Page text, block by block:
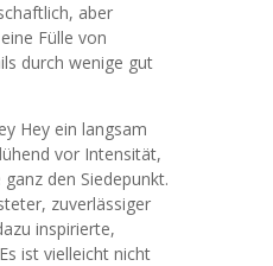
aber
Fülle von
durch wenige gut
Hey ein langsam
vor Intensität,
den Siedepunkt.
zuverlässiger
inspirierte,
ist vielleicht nicht